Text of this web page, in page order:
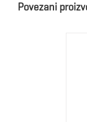
Povezani